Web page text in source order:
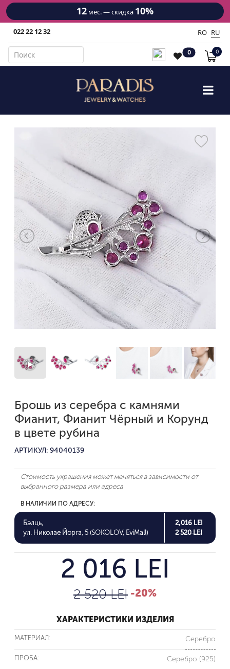
12 мес. — скидка 10%
022 22 12 32 RO RU
0 0
Брошь из серебра с камнями
Фианит, Фианит Чёрный и Корунд
в цвете рубина
АРТИКУЛ: 94040139
Стоимость украшения может меняться в зависимости от
выбранного размера или адреса
В НАЛИЧИИ ПО АДРЕСУ:
Бэлць,
ул. Николае Йорга, 5 (SOKOLOV, EviMall)
2,016 LEI
2 520 LEI
2 016 LEI
2 520 LEI -20%
ХАРАКТЕРИСТИКИ ИЗДЕЛИЯ
МАТЕРИАЛ: Серебро
ПРОБА: Серебро (925)